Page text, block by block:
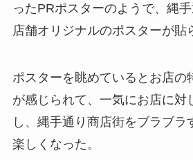
ったPRポスターのようで、縄
店舗オリジナルのポスターが貼
ポスターを眺めているとお店の
が感じられて、一気にお店に対
し、縄手通り商店街をブラブラ
楽しくなった。